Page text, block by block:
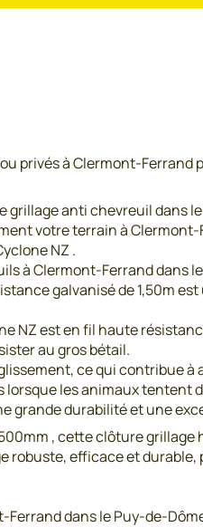
privés à Clermont-
grillage anti chevreuil
votre terrain à
NZ .
à Clermont-Ferrand dans
galvanisé de 1,50m
NZ est en fil haute
au gros bétail.
ce qui contribue
les animaux tentent
grande durabilité et une
, cette clôture
robuste, efficace et
Ferrand dans le Puy-de-